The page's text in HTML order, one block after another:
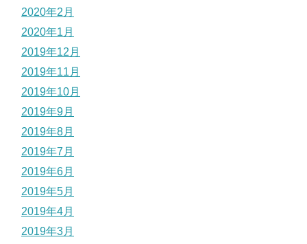
2020年2月
2020年1月
2019年12月
2019年11月
2019年10月
2019年9月
2019年8月
2019年7月
2019年6月
2019年5月
2019年4月
2019年3月